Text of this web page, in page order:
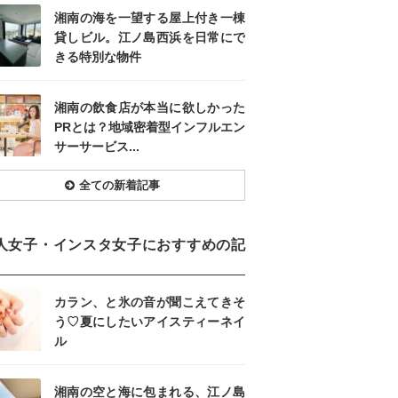
湘南の海を一望する屋上付き一棟
貸しビル。江ノ島西浜を日常にで
きる特別な物件
湘南の飲食店が本当に欲しかった
PRとは？地域密着型インフルエン
サーサービス...
全ての新着記事
女子・インスタ女子におすすめの記
カラン、と氷の音が聞こえてきそ
う♡夏にしたいアイスティーネイ
ル
湘南の空と海に包まれる、江ノ島